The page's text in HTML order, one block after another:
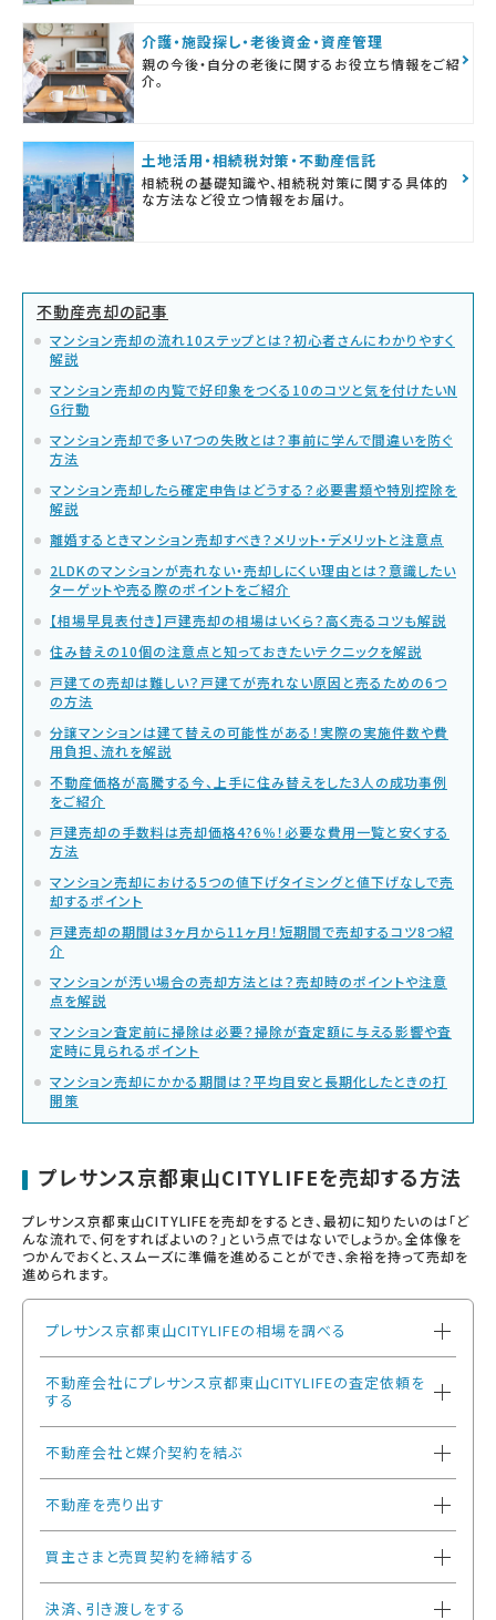
介護・施設探し・老後資金・資産管理
親の今後・自分の老後に関するお役立ち情報をご紹
介。
土地活用・相続税対策・不動産信託
相続税の基礎知識や、相続税対策に関する具体的
な方法など役立つ情報をお届け。
不動産売却の記事
マンション売却の流れ10ステップとは？初心者さんにわかりやすく
解説
マンション売却の内覧で好印象をつくる10のコツと気を付けたいN
G行動
マンション売却で多い7つの失敗とは？事前に学んで間違いを防ぐ
方法
マンション売却したら確定申告はどうする？必要書類や特別控除を
解説
離婚するときマンション売却すべき？メリット・デメリットと注意点
2LDKのマンションが売れない・売却しにくい理由とは？意識したい
ターゲットや売る際のポイントをご紹介
【相場早見表付き】戸建売却の相場はいくら？高く売るコツも解説
住み替えの10個の注意点と知っておきたいテクニックを解説
戸建ての売却は難しい？戸建てが売れない原因と売るための6つ
の方法
分譲マンションは建て替えの可能性がある！実際の実施件数や費
用負担、流れを解説
不動産価格が高騰する今、上手に住み替えをした3人の成功事例
をご紹介
戸建売却の手数料は売却価格4?6％！必要な費用一覧と安くする
方法
マンション売却における5つの値下げタイミングと値下げなしで売
却するポイント
戸建売却の期間は3ヶ月から11ヶ月！短期間で売却するコツ8つ紹
介
マンションが汚い場合の売却方法とは？売却時のポイントや注意
点を解説
マンション査定前に掃除は必要？掃除が査定額に与える影響や査
定時に見られるポイント
マンション売却にかかる期間は？平均目安と長期化したときの打
開策
プレサンス京都東山CITYLIFEを売却する方法
プレサンス京都東山CITYLIFEを売却をするとき、最初に知りたいのは「ど
んな流れで、何をすればよいの？」という点ではないでしょうか。全体像を
つかんでおくと、スムーズに準備を進めることができ、余裕を持って売却を
進められます。
プレサンス京都東山CITYLIFEの相場を調べる
不動産会社にプレサンス京都東山CITYLIFEの査定依頼を
する
不動産会社と媒介契約を結ぶ
不動産を売り出す
買主さまと売買契約を締結する
決済、引き渡しをする